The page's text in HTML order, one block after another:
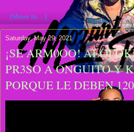
Saturday, May 29, 2021
¡SE ARM0OO!
PR3SO A ONGUITO Y
PORQUE LE DEBEN